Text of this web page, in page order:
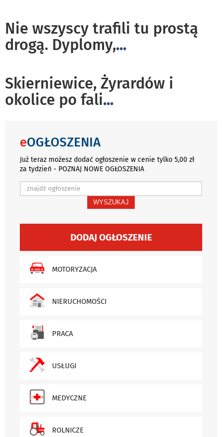
Nie wszyscy trafili tu prostą
drogą. Dyplomy,...
Skierniewice, Żyrardów i
okolice po fali...
eOGŁOSZENIA
Już teraz możesz dodać ogłoszenie w cenie tylko 5,00 zł
za tydzień - POZNAJ NOWE OGŁOSZENIA
WYSZUKAJ
DODAJ OGŁOSZENIE
MOTORYZACJA
NIERUCHOMOŚCI
PRACA
USŁUGI
MEDYCZNE
ROLNICZE